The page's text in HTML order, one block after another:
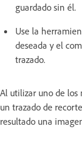
guardado sin él.
Use la
deseada y el
trazado.
Al utilizar uno de los
un trazado de
resultado una